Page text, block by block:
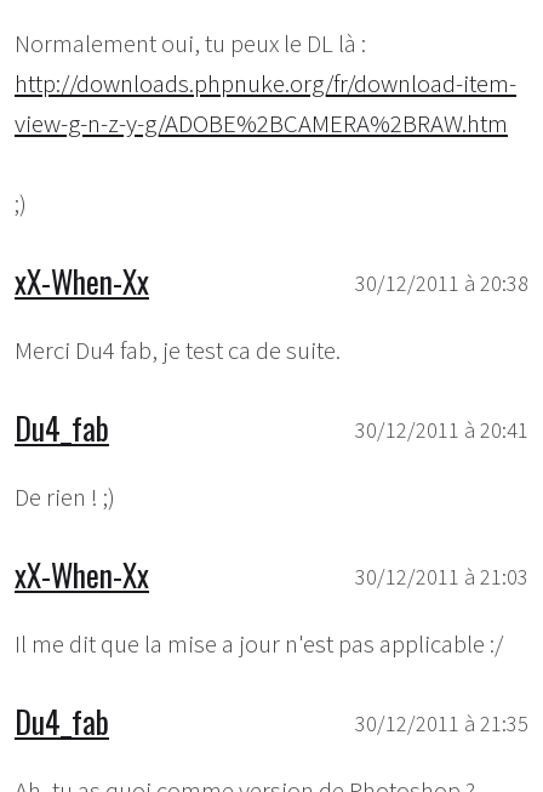
Normalement oui, tu peux le DL là :
http://downloads.phpnuke.org/fr/download-item-
view-g-n-z-y-g/ADOBE%2BCAMERA%2BRAW.htm
;)
30/12/2011 à 20:38
xX-When-Xx
Merci Du4 fab, je test ca de suite.
30/12/2011 à 20:41
Du4_fab
De rien ! ;)
30/12/2011 à 21:03
xX-When-Xx
Il me dit que la mise a jour n'est pas applicable :/
30/12/2011 à 21:35
Du4_fab